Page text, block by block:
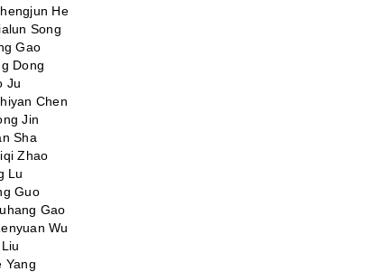
He
Song
Gao
Dong
Ju
Chen
Jin
Sha
Zhao
Lu
Guo
Gao
Wu
Yang